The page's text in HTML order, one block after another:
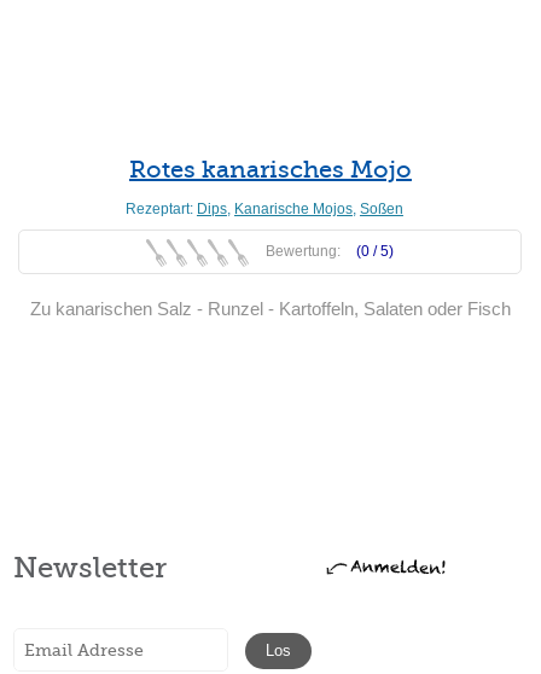
Rotes kanarisches Mojo
Rezeptart: Dips, Kanarische Mojos, Soßen
Bewertung: (0 /5)
Zu kanarischen Salz - Runzel - Kartoffeln, Salaten oder Fisch
Newsletter